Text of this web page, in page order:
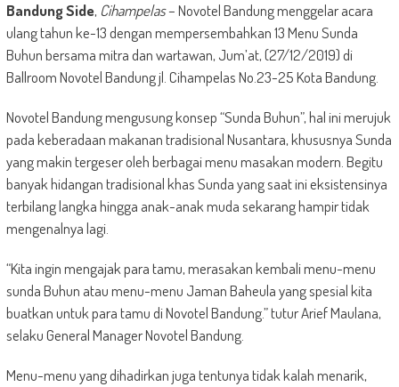
Bandung Side, Cihampelas– Novotel Bandung menggelar acara
ulang tahun ke-13 dengan mempersembahkan 13 Menu Sunda
Buhun bersama mitra dan wartawan, Jum’at, (27/12/2019) di
Ballroom Novotel Bandung jl. Cihampelas No.23-25 Kota Bandung.
Novotel Bandung mengusung konsep “Sunda Buhun”, hal ini merujuk
pada keberadaan makanan tradisional Nusantara, khususnya Sunda
yang makin tergeser oleh berbagai menu masakan modern. Begitu
banyak hidangan tradisional khas Sunda yang saat ini eksistensinya
terbilang langka hingga anak-anak muda sekarang hampir tidak
mengenalnya lagi.
“Kita ingin mengajak para tamu, merasakan kembali menu-menu
sunda Buhun atau menu-menu Jaman Baheula yang spesial kita
buatkan untuk para tamu di Novotel Bandung.” tutur Arief Maulana,
selaku General Manager Novotel Bandung.
Menu-menu yang dihadirkan juga tentunya tidak kalah menarik,